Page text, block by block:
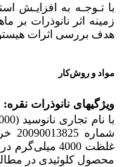
با تـوجـه به افزایـش
زمینه اثر نانوذرات
هدف بررسی اثرات
مواد و روش‌کار
ویژگی­های نانوذرات نقره:
با نام تجاری نانوسید (Nanocid
محصول کلوئیدی در مطالعة قبلی بررسی (16) و